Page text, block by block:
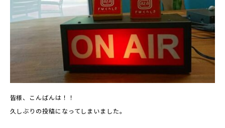
皆様、こんばんは！！
久しぶりの投稿になってしまいました。